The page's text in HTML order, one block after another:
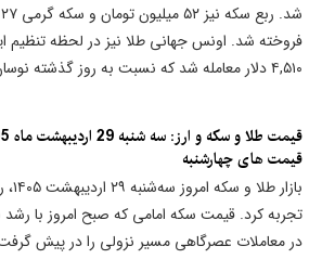
فروخته شد. اونس جهانی طلا نیز در لحظه تنظیم
۴,۵۱۰ دلار معامله شد که نسبت به روز گذشته نوسان چندانی نداشت.
قیمت های چهارشنبه
بازار
تجربه کرد. قیمت سکه امامی که صبح امروز با رشد
در معاملات عصرگاهی مسیر نزولی را در پیش